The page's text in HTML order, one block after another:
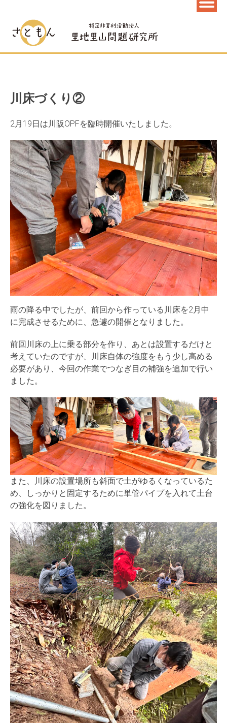
川床づくり②
2月19日は川阪OPFを臨時開催いたしました。
雨の降る中でしたが、前回から作っている川床を2月中
に完成させるために、急遽の開催となりました。
前回川床の上に乗る部分を作り、あとは設置するだけと
考えていたのですが、川床自体の強度をもう少し高める
必要があり、今回の作業でつなぎ目の補強を追加で行い
ました。
また、川床の設置場所も斜面で土がゆるくなっているた
め、しっかりと固定するために単管パイプを入れて土台
の強化を図りました。